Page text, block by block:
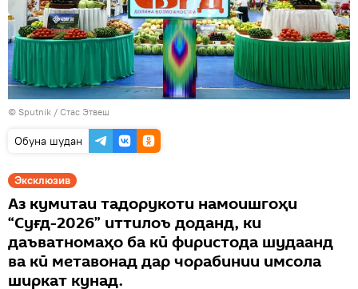
© Sputnik / Стас Этвеш
Обуна шудан
Эксклюзив
Аз кумитаи тадорукоти намоишгоҳи
“Суғд-2026” иттилоъ доданд, ки
даъватномаҳо ба кӣ фиристода шудаанд
ва кӣ метавонад дар чорабинии имсола
ширкат кунад.